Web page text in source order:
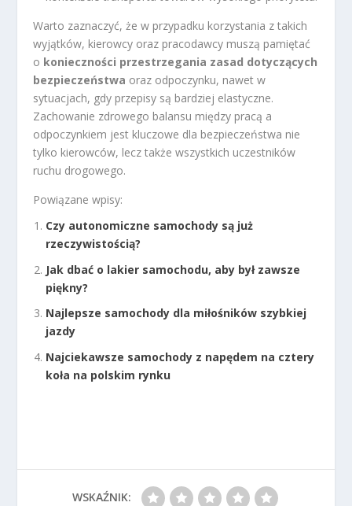
Warto zaznaczyć, że w przypadku korzystania z takich
wyjątków, kierowcy oraz pracodawcy muszą pamiętać
o konieczności przestrzegania zasad dotyczących
bezpieczeństwa oraz odpoczynku, nawet w
sytuacjach, gdy przepisy są bardziej elastyczne.
Zachowanie zdrowego balansu między pracą a
odpoczynkiem jest kluczowe dla bezpieczeństwa nie
tylko kierowców, lecz także wszystkich uczestników
ruchu drogowego.
Powiązane wpisy:
Czy autonomiczne samochody są już
rzeczywistością?
Jak dbać o lakier samochodu, aby był zawsze
piękny?
Najlepsze samochody dla miłośników szybkiej
jazdy
Najciekawsze samochody z napędem na cztery
koła na polskim rynku
WSKAŹNIK: